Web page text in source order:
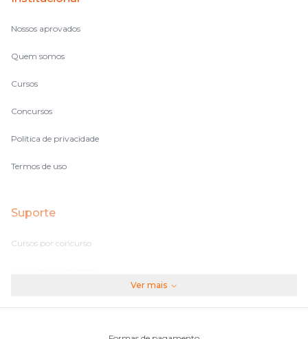
Nossos aprovados
Quem somos
Cursos
Concursos
Política de privacidade
Termos de uso
Suporte
Cursos por concurso
Ver mais